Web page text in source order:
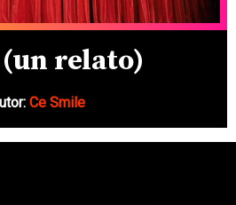
relato)
Ce Smile